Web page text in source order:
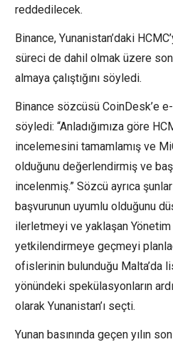
reddedilecek.
Binance, Yunanistan’daki
süreci de dahil olmak üzere
almaya çalıştığını söyledi.
Binance sözcüsü CoinDesk’e
söyledi: “Anladığımıza göre
incelemesini tamamlamış ve
olduğunu değerlendirmiş ve
incelenmiş.” Sözcü ayrıca
başvurunun uyumlu olduğunu
ilerletmeyi ve yaklaşan Yönetim
yetkilendirmeye geçmeyi
ofislerinin bulunduğu Malta’da
yönündeki spekülasyonların
olarak Yunanistan’ı seçti.
Yunan basınında geçen yılın